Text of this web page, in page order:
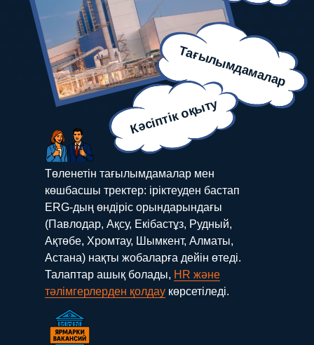
Төленетін тағылымдамалар мен
көшбасшы тректер: іріктеуден бастап
ERG-дың өндіріс орындарындағы
(Павлодар, Ақсу, Екібастұз, Рудный,
Ақтөбе, Хромтау, Шымкент, Алматы,
Астана) нақты жобаларға дейін өтеді.
Талаптар ашық болады, HR және
тәлімгерлерден қолдау көрсетіледі.
Тағылымдамалар
Кәсіптік оқыту